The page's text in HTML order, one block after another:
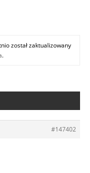
został zaktualizowany
.
#147402